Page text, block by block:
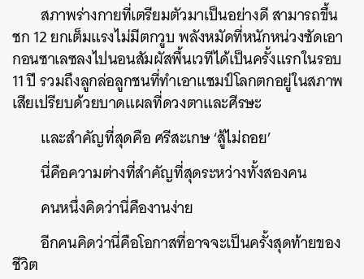
สภาพร่างกายที่เตรียมตัวมาเป็นอย่างดี สามารถขึ้น
ชก 12 ยกเต็มแรงไม่มีตกวูบ พลังหมัดที่หนักหน่วงซัดเอา
กอนซาเลซลงไปนอนสัมผัสพื้นเวทีได้เป็นครั้งแรกในรอบ
11 ปี รวมถึงลูกล่อลูกชนที่ทำเอาแชมป์โลกตกอยู่ในสภาพ
เสียเปรียบด้วยบาดแผลที่ดวงตาและศีรษะ
และสำคัญที่สุดคือ ศรีสะเกษ ‘สู้ไม่ถอย’​
นี่คือความต่างที่สำคัญที่สุดระหว่างทั้งสองคน
คนหนึ่งคิดว่านี่คืองานง่าย
อีกคนคิดว่านี่คือโอกาสที่อาจจะเป็นครั้งสุดท้ายของ
ชีวิต